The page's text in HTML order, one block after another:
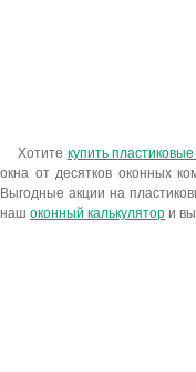
Хотите купить
окна от десятков оконных
Выгодные акции на
наш оконный калькулятор и